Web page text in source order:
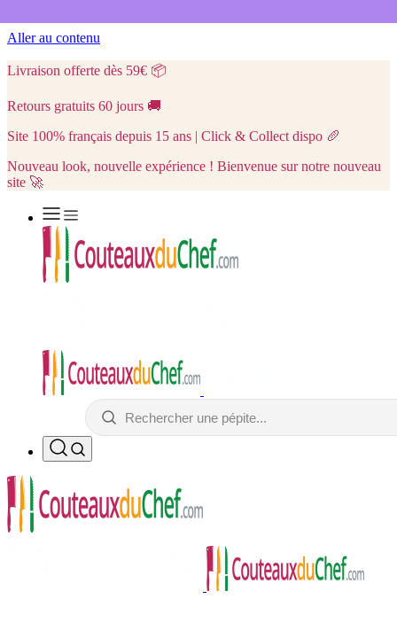
Aller au contenu
Livraison offerte dès 59€ 📦
Retours gratuits 60 jours 🚚
Site 100% français depuis 15 ans | Click & Collect dispo 🥖
Nouveau look, nouvelle expérience ! Bienvenue sur notre nouveau
site 🚀